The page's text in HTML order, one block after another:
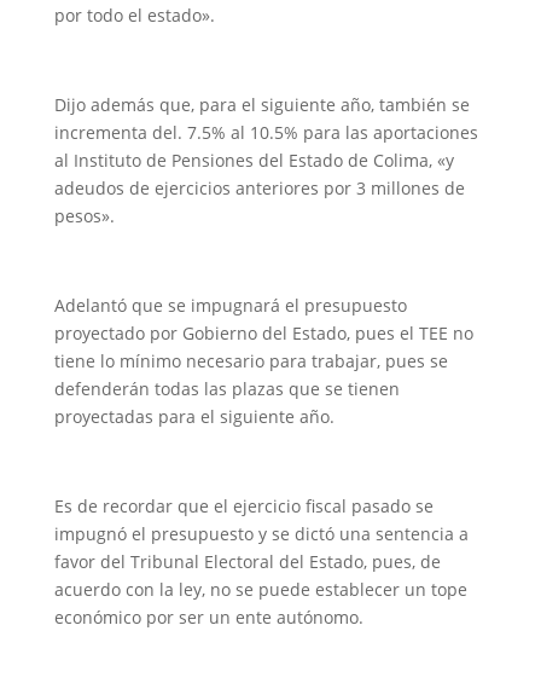
por todo el estado».
Dijo además que, para el siguiente año, también se
incrementa del. 7.5% al 10.5% para las aportaciones
al Instituto de Pensiones del Estado de Colima, «y
adeudos de ejercicios anteriores por 3 millones de
pesos».
Adelantó que se impugnará el presupuesto
proyectado por Gobierno del Estado, pues el TEE no
tiene lo mínimo necesario para trabajar, pues se
defenderán todas las plazas que se tienen
proyectadas para el siguiente año.
Es de recordar que el ejercicio fiscal pasado se
impugnó el presupuesto y se dictó una sentencia a
favor del Tribunal Electoral del Estado, pues, de
acuerdo con la ley, no se puede establecer un tope
económico por ser un ente autónomo.